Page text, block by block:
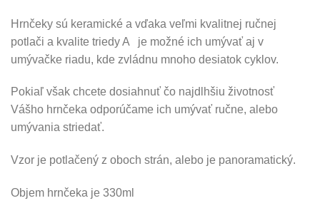
Hrnčeky sú keramické a vďaka veľmi kvalitnej ručnej
potlači a kvalite triedy A je možné ich umývať aj v
umývačke riadu, kde zvládnu mnoho desiatok cyklov.
Pokiaľ však chcete dosiahnuť čo najdlhšiu životnosť
Vášho hrnčeka odporúčame ich umývať ručne, alebo
umývania striedať.
Vzor je potlačený z oboch strán, alebo je panoramatický.
Objem hrnčeka je 330ml